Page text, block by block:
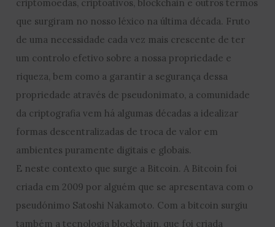
criptomoedas, criptoativos, blockchain e outros termos
que surgiram no nosso léxico na última década. Fruto
de uma necessidade cada vez mais crescente de ter
um controlo efetivo sobre a nossa propriedade e
riqueza, bem como a garantir a segurança dessa
propriedade através de pseudonimato, a comunidade
da criptografia vem há algumas décadas a idealizar
formas descentralizadas de troca de valor em
ambientes puramente digitais e globais.
E neste contexto que surge a Bitcoin. A Bitcoin foi
criada em 2009 por alguém que se apresentava com o
pseudónimo Satoshi Nakamoto. Com a bitcoin surgiu
também a tecnologia blockchain, que foi criada